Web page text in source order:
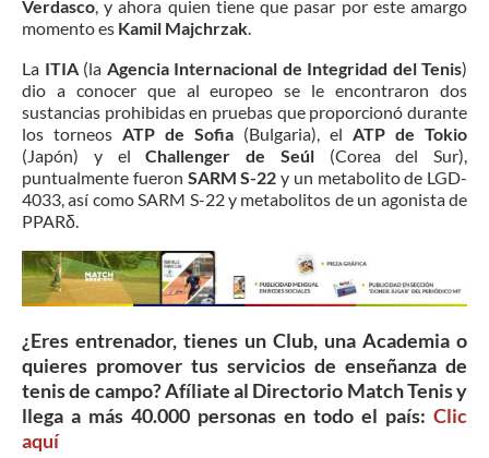
Verdasco , y ahora quien tiene que pasar por este amargo
momento es Kamil Majchrzak
La ITIA(la Agencia Internacional de Integridad del Tenis)
dio a conocer que al europeo se le encontraron dos
sustancias prohibidas en pruebas que proporcionó durante
los torneos ATP de Sofia (Bulgaria), el ATP de Tokio
(Japón) y elChallenger de Seúl(Corea del Sur),
puntualmente fueron SARM S-22 y un metabolito de LGD-
4033, así como SARM S-22 y metabolitos de un agonista de
PPARδ.
¿Eres entrenador, tienes un Club, una Academia o
quieres promover tus servicios de enseñanza de
tenis de campo? Afíliate al Directorio Match Tenis y
llega a más 40.000 personas en todo el país: Clic
aquí